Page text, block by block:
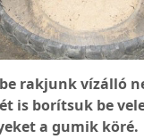
rakjunk vízálló
is borítsuk be
a gumik köré.